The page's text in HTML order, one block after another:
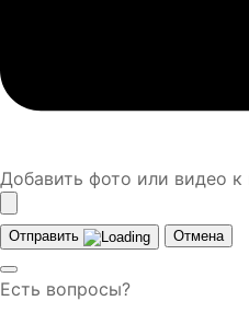
Добавить фото или видео к
Отправить Отмена
Есть вопросы?